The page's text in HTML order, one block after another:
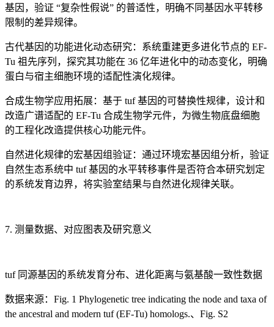
基因，验证 “复杂性假说” 的普适性，明确不同基因水平转移
限制的差异规律。
古代基因的功能进化动态研究：系统重建更多进化节点的 EF-
Tu 祖先序列，探究其功能在 36 亿年进化中的动态变化，明确
蛋白与宿主细胞环境的适配性演化规律。
合成生物学应用拓展：基于 tuf 基因的可替换性规律，设计和
改造广谱适配的 EF-Tu 合成生物学元件，为微生物底盘细胞
的工程化改造提供核心功能元件。
自然进化规律的宏基因组验证：通过环境宏基因组分析，验证
自然生态系统中 tuf 基因的水平转移事件是否符合本研究划定
的系统发育边界，将实验室结果与自然进化规律关联。
7. 测量数据、对应图表及研究意义
tuf 同源基因的系统发育分布、进化距离与氨基酸一致性数据
数据来源：Fig. 1 Phylogenetic tree indicating the node and taxa of
the ancestral and modern tuf (EF-Tu) homologs.、Fig. S2